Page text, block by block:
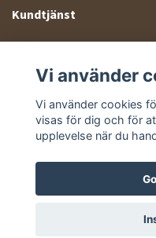
Kundtjänst
Sociala medier
©
Vi använder
Vi använder cookies
visas för dig och för
upplevelse när du